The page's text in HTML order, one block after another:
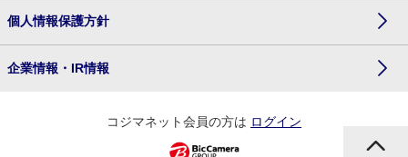
個人情報保護方針
企業情報・IR情報
コジマネット会員の方は ログイン